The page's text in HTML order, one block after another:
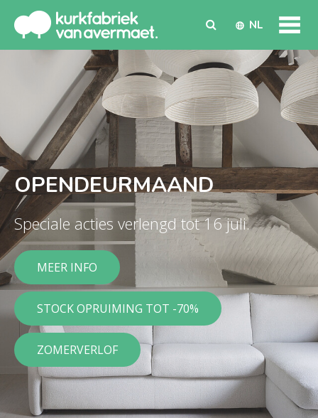
NL
OPENDEURMAAND
Speciale acties verlengd tot 16 juli.
MEER INFO
STOCK OPRUIMING TOT -70%
ZOMERVERLOF